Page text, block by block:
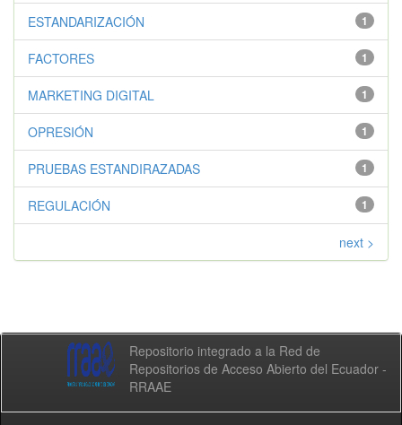
1
ESTANDARIZACIÓN
1
FACTORES
1
MARKETING DIGITAL
1
OPRESIÓN
1
PRUEBAS ESTANDIRAZADAS
1
REGULACIÓN
next >
Repositorio integrado a la Red de
Repositorios de Acceso Abierto del Ecuador -
RRAAE